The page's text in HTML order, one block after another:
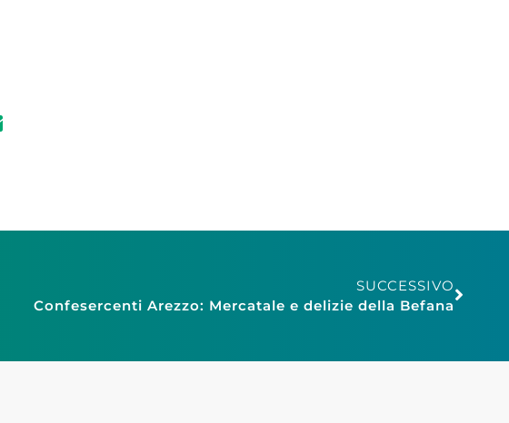
SUCCESSIVO
Confesercenti Arezzo: Mercatale e delizie della Befana